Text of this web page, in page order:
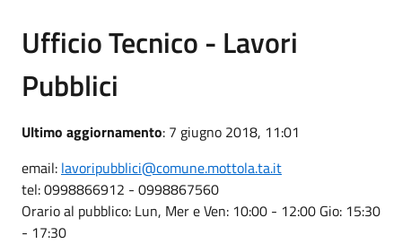
Ufficio Tecnico - Lavori
Pubblici
Ultimo aggiornamento: 7 giugno 2018, 11:01
email: lavoripubblici@comune.mottola.ta.it
tel: 0998866912 - 0998867560
Orario al pubblico: Lun, Mer e Ven: 10:00 - 12:00 Gio: 15:30
- 17:30